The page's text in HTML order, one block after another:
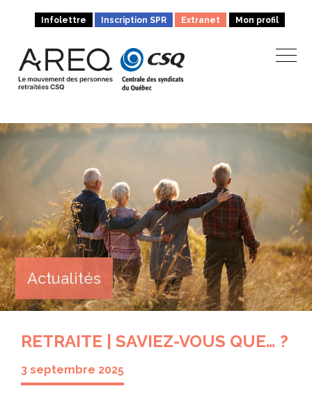
Infolettre Inscription SPR Extranet Mon profil
Actualités
RETRAITE | SAVIEZ-VOUS QUE… ?
3 septembre 2025